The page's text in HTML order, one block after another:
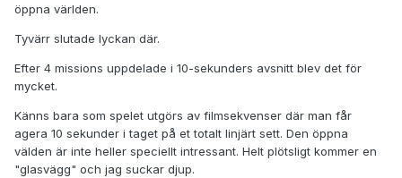
öppna världen.
Tyvärr slutade lyckan där.
Efter 4 missions uppdelade i 10-sekunders avsnitt blev det för
mycket.
Känns bara som spelet utgörs av filmsekvenser där man får
agera 10 sekunder i taget på et totalt linjärt sett. Den öppna
välden är inte heller speciellt intressant. Helt plötsligt kommer en
"glasvägg" och jag suckar djup.